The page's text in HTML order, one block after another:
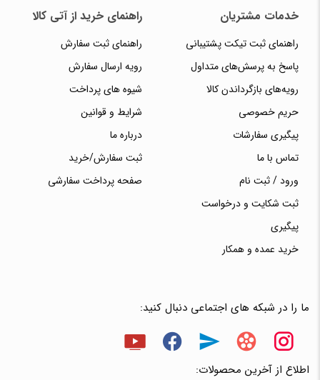
خدمات مشتریان
راهنمای ثبت تیکت پشتیبانی
پاسخ به پرسش‌های متداول
رویه‌های بازگرداندن کالا
حریم خصوصی
پیگیری سفارشات
تماس با ما
ورود / ثبت نام
ثبت شکایت و درخواست
پیگیری
خرید عمده و همکار
راهنمای خرید از آتی کالا
راهنمای ثبت سفارش
رویه ارسال سفارش
شیوه های پرداخت
شرایط و قوانین
درباره ما
ثبت سفارش/خرید
صفحه پرداخت سفارشی
ما را در شبکه های اجتماعی دنبال کنید:
اطلاع از آخرین محصولات: